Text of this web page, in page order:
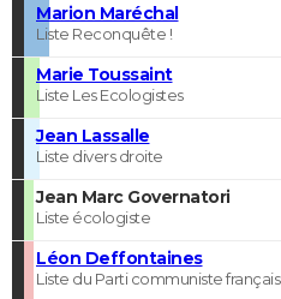
Marion Maréchal
Liste Reconquête !
Marie Toussaint
Liste Les Ecologistes
Jean Lassalle
Liste divers droite
Jean Marc Governatori
Liste écologiste
Léon Deffontaines
Liste du Parti communiste français